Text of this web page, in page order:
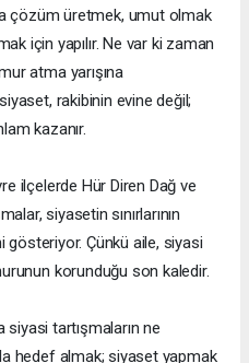
çözüm üretmek, umut olmak
için yapılır. Ne var ki zaman
atma yarışına
rakibinin evine değil;
kazanır.
ilçelerde Hür Diren Dağ ve
siyasetin sınırlarının
gösteriyor. Çünkü aile, siyasi
korunduğu son kaledir.
siyasi tartışmaların ne
hedef almak; siyaset yapmak